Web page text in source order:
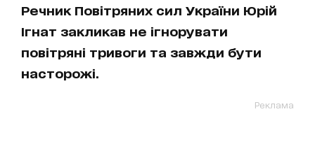
Речник Повітряних сил України Юрій
Ігнат закликав не ігнорувати
повітряні тривоги та завжди бути
насторожі.
Реклама